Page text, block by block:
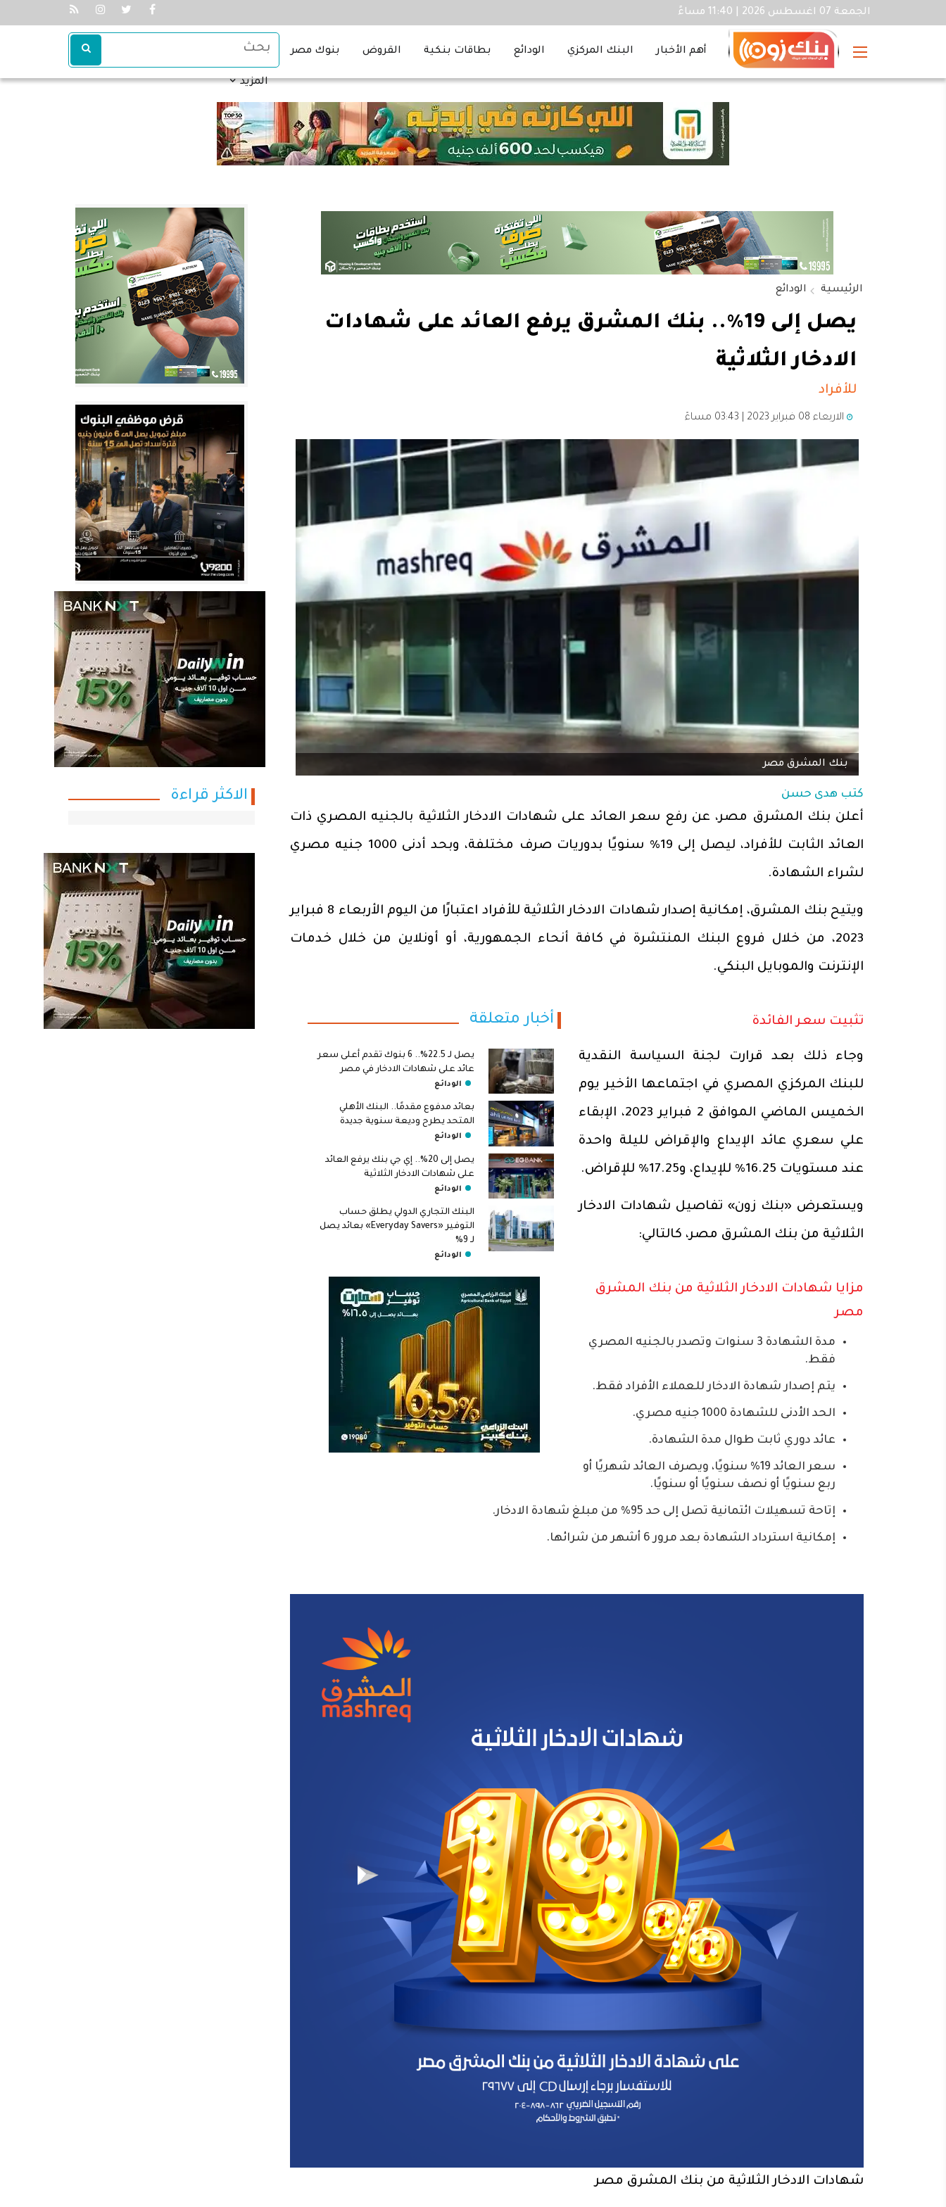
الجمعة 07 اغسطس 2026 | 11:40 مساءً
أهم الأخبار البنك المركزي الودائع بطاقات بنكية القروض بنوك مصر
المزيد
الرئيسية الودائع
يصل إلى 19%.. بنك المشرق يرفع العائد على شهادات
الادخار الثلاثية
للأفراد
الاربعاء 08 فبراير 2023 | 03:43 مساءً
بنك المشرق مصر
كتب هدى حسن
أعلن بنك المشرق مصر، عن رفع سعر العائد على شهادات الادخار الثلاثية بالجنيه المصري ذات
العائد الثابت للأفراد، ليصل إلى 19% سنويًا بدوريات صرف مختلفة، وبحد أدنى 1000 جنيه مصري
لشراء الشهادة.
ويتيح بنك المشرق، إمكانية إصدار شهادات الادخار الثلاثية للأفراد اعتبارًا من اليوم الأربعاء 8 فبراير
2023، من خلال فروع البنك المنتشرة في كافة أنحاء الجمهورية، أو أونلاين من خلال خدمات
الإنترنت والموبايل البنكي.
أخبار متعلقة
يصل لـ 22.5%.. 6 بنوك تقدم أعلى سعر
عائد على شهادات الادخار في مصر
الودائع
بعائد مدفوع مقدمًا.. البنك الأهلي
المتحد يطرح وديعة سنوية جديدة
الودائع
يصل إلى 20%.. إي جي بنك يرفع العائد
على شهادات الادخار الثلاثية
الودائع
البنك التجاري الدولي يطلق حساب
التوفير «Everyday Savers» بعائد يصل
لـ 9%
الودائع
تثبيت سعر الفائدة
وجاء ذلك بعد قرارت لجنة السياسة النقدية
للبنك المركزي المصري في اجتماعها الأخير يوم
الخميس الماضي الموافق 2 فبراير 2023، الإبقاء
علي سعري عائد الإيداع والإقراض لليلة واحدة
عند مستويات 16.25% للإيداع، و17.25% للإقراض.
ويستعرض «بنك زون» تفاصيل شهادات الادخار
الثلاثية من بنك المشرق مصر، كالتالي:
مزايا شهادات الادخار الثلاثية من بنك المشرق
مصر
مدة الشهادة 3 سنوات وتصدر بالجنيه المصري
فقط.
يتم إصدار شهادة الادخار للعملاء الأفراد فقط.
الحد الأدنى للشهادة 1000 جنيه مصري.
عائد دوري ثابت طوال مدة الشهادة.
سعر العائد 19% سنويًا، ويصرف العائد شهريًا أو
ربع سنويًا أو نصف سنويًا أو سنويًا.
إتاحة تسهيلات ائتمانية تصل إلى حد 95% من مبلغ شهادة الادخار.
إمكانية استرداد الشهادة بعد مرور 6 أشهر من شرائها.
شهادات الادخار الثلاثية من بنك المشرق مصر
الاكثر قراءة